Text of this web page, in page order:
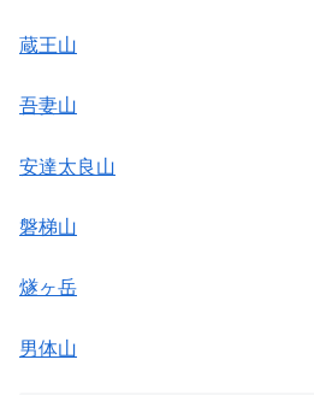
蔵王山
吾妻山
安達太良山
磐梯山
燧ヶ岳
男体山